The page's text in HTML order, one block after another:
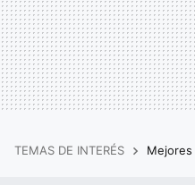
TEMAS DE INTERÉS